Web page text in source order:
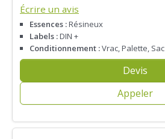
Écrire un avis
Essences :Résineux
Labels :DIN +
Conditionnement :Vrac, Palette, Sac
Devis
Appeler